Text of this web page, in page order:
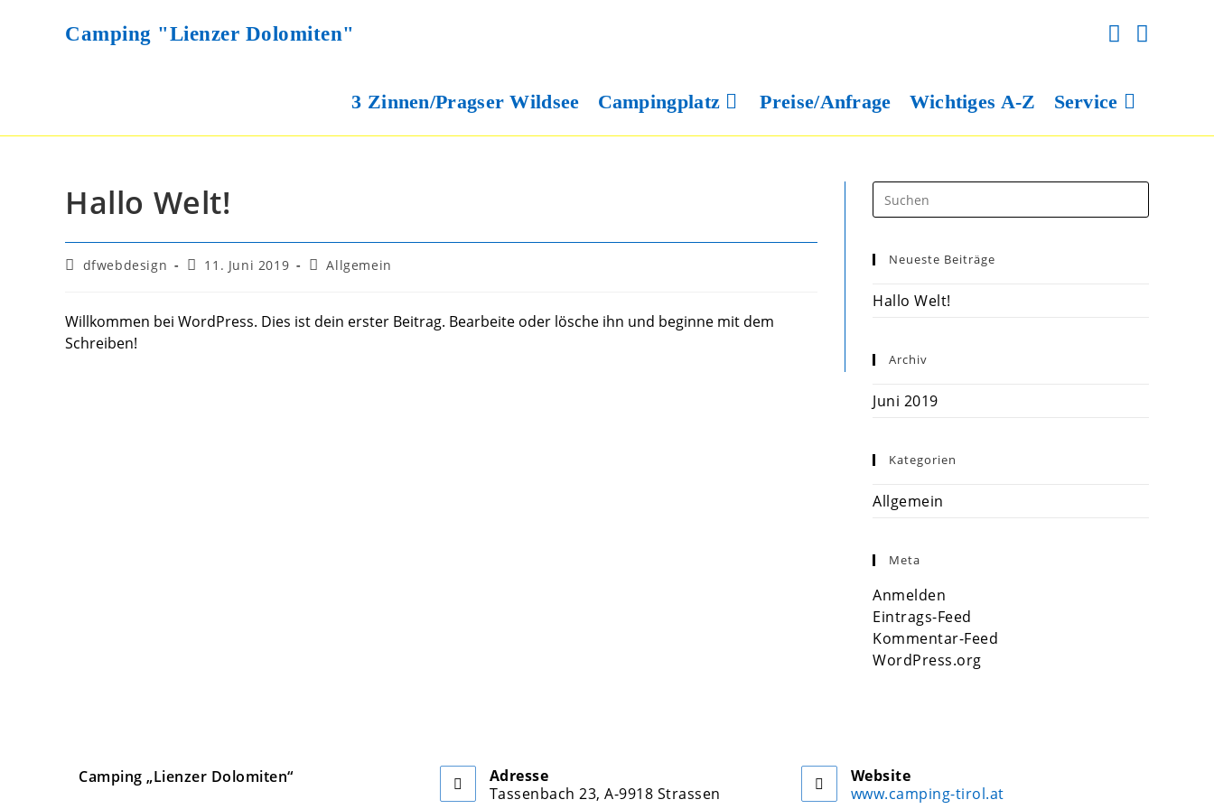
Camping "Lienzer Dolomiten"
3 Zinnen/Pragser Wildsee Campingplatz Preise/Anfrage Wichtiges A-Z Service
Hallo Welt!
Beitrags-
dfwebdesign
Beitrag
11. Juni 2019
Beitrags-
Allgemein
Willkommen bei WordPress. Dies ist dein erster Beitrag. Bearbeite oder lösche ihn und beginne mit dem
Schreiben!
Neueste Beiträge
Hallo Welt!
Archiv
Juni 2019
Kategorien
Allgemein
Meta
Anmelden
Eintrags-Feed
Kommentar-Feed
WordPress.org
Camping „Lienzer Dolomiten“
Adresse
Tassenbach 23, A-9918 Strassen
Website
www.camping-tirol.at